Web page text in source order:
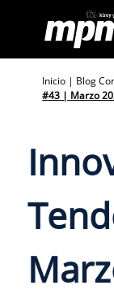
content
Inicio | Blog
#43 | Marzo